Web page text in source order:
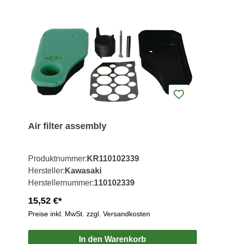
Air filter assembly
Produktnummer: KR110102339
Hersteller: Kawasaki
Herstellernummer:110102339
15,52 €*
Preise inkl. MwSt. zzgl. Versandkosten
In den Warenkorb